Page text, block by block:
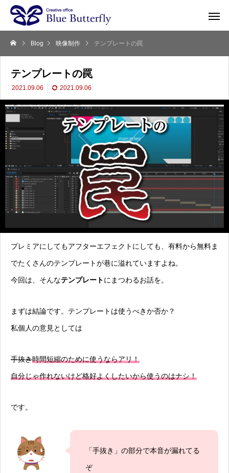
Blog 映像制作 テンプレートの罠
テンプレートの罠
2021.09.06 2021.09.06
プレミアにしてもアフターエフェクトにしても、有料から無料ま
でたくさんのテンプレートが巷に溢れていますよね。
今回は、そんなテンプレートにまつわるお話を。
まずは結論です。テンプレートは使うべきか否か？
私個人の意見としては
手抜き時間短縮のために使うならアリ！
自分じゃ作れないけど格好よくしたいから使うのはナシ！
です。
「手抜き」の部分で本音が漏れてる
ぞ